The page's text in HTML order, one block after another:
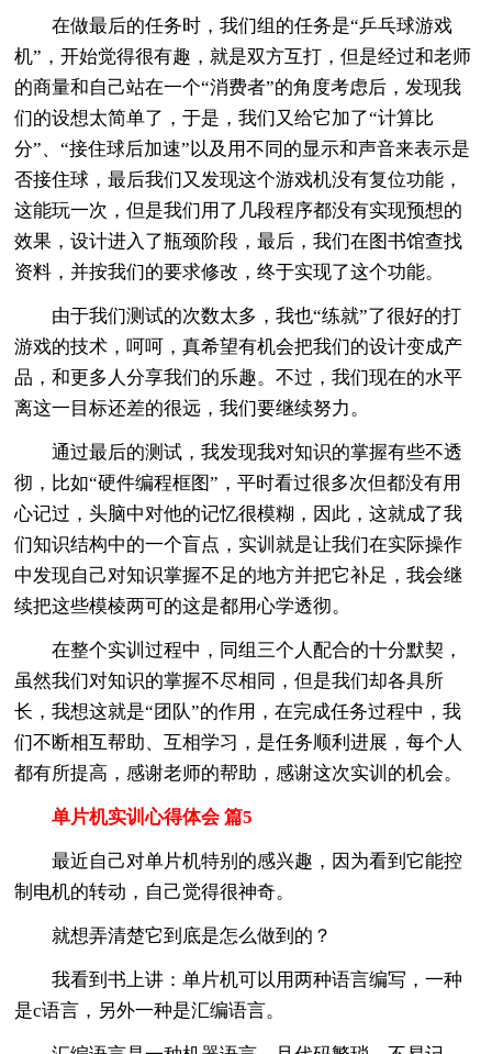
在做最后的任务时，我们组的任务是“乒乓球游戏
机”，开始觉得很有趣，就是双方互打，但是经过和老师
的商量和自己站在一个“消费者”的角度考虑后，发现我
们的设想太简单了，于是，我们又给它加了“计算比
分”、“接住球后加速”以及用不同的显示和声音来表示是
否接住球，最后我们又发现这个游戏机没有复位功能，
这能玩一次，但是我们用了几段程序都没有实现预想的
效果，设计进入了瓶颈阶段，最后，我们在图书馆查找
资料，并按我们的要求修改，终于实现了这个功能。
由于我们测试的次数太多，我也“练就”了很好的打
游戏的技术，呵呵，真希望有机会把我们的设计变成产
品，和更多人分享我们的乐趣。不过，我们现在的水平
离这一目标还差的很远，我们要继续努力。
通过最后的测试，我发现我对知识的掌握有些不透
彻，比如“硬件编程框图”，平时看过很多次但都没有用
心记过，头脑中对他的记忆很模糊，因此，这就成了我
们知识结构中的一个盲点，实训就是让我们在实际操作
中发现自己对知识掌握不足的地方并把它补足，我会继
续把这些模棱两可的这是都用心学透彻。
在整个实训过程中，同组三个人配合的十分默契，
虽然我们对知识的掌握不尽相同，但是我们却各具所
长，我想这就是“团队”的作用，在完成任务过程中，我
们不断相互帮助、互相学习，是任务顺利进展，每个人
都有所提高，感谢老师的帮助，感谢这次实训的机会。
单片机实训心得体会 篇5
最近自己对单片机特别的感兴趣，因为看到它能控
制电机的转动，自己觉得很神奇。
就想弄清楚它到底是怎么做到的？
我看到书上讲：单片机可以用两种语言编写，一种
是c语言，另外一种是汇编语言。